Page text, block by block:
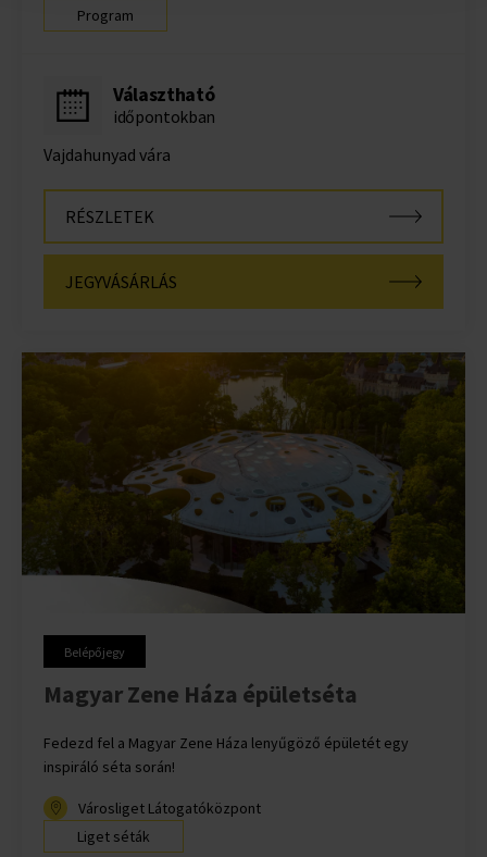
Program
Választható
időpontokban
Vajdahunyad vára
RÉSZLETEK
JEGYVÁSÁRLÁS
Belépőjegy
Magyar Zene Háza épületséta
Fedezd fel a Magyar Zene Háza lenyűgöző épületét egy
inspiráló séta során!
Városliget Látogatóközpont
Liget séták